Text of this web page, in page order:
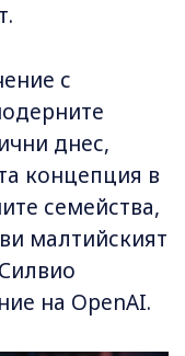
с
днес,
концепция в
семейства,
малтийският
на OpenAI.